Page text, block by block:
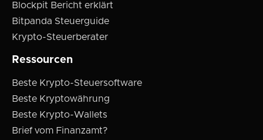
Blockpit Bericht erklärt
Bitpanda Steuerguide
Krypto-Steuerberater
Ressourcen
Beste Krypto-Steuersoftware
Beste Kryptowährung
Beste Krypto-Wallets
Brief vom Finanzamt?